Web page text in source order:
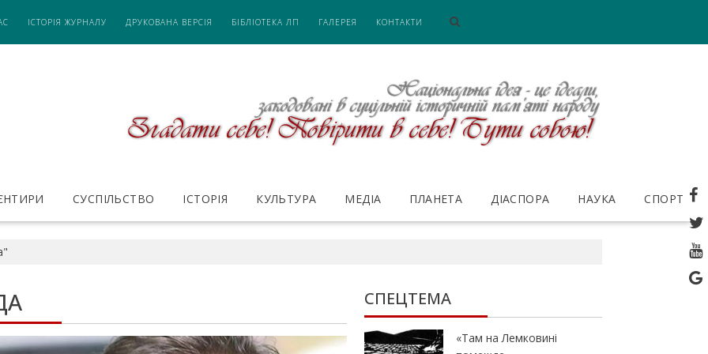
ІСТОРІЯ ЖУРНАЛУ ДРУКОВАНА ВЕРСІЯ БІБЛІОТЕКА ЛП ГАЛЕРЕЯ КОНТАКТИ
СУСПІЛЬСТВО ІСТОРІЯ КУЛЬТУРА МЕДІА ПЛАНЕТА ДІАСПОРА НАУКА СПОРТ
СПЕЦТЕМА
«Там на Лемковині